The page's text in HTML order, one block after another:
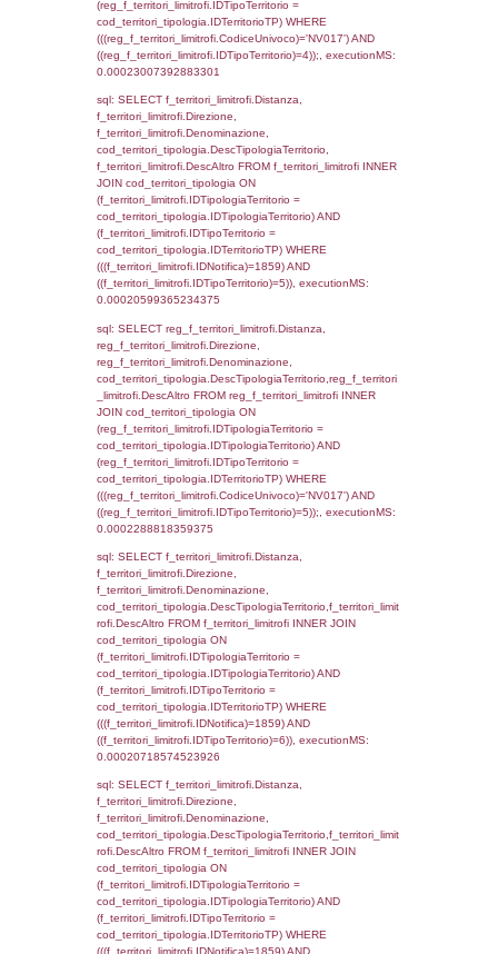
sql: SELECT
SEPARATOR '; ') AS DescAltro,
f_territori_limitrofi INNER JOIN
(f_territori_limitrofi.IDTipologiaTerritorio =
cod_territori_tipologia.IDTipologiaTerritorio
f_territori_limitrofi.IDTipoTerritorio =
cod_territori_tipologia.IDTerritorioTP )
((f_territori_limitrofi.IDNotifica) = 1859 ) AND
cod_territori_tipologia.IDTerritorioTP = 1)
sql: SELECT f_territori_limitrofi.Distanza,
f_territori_limitrofi.Direzione,
f_territori_limitrofi.Denominazione,
f_territori_limitrofi.DescAltro,
f_territori_limitrofi INNER JOIN
(f_territori_limitrofi.IDTipologiaTerritorio =
cod_territori_tipologia.IDTipologiaTerritorio)
(f_territori_limitrofi.IDTipoTerritorio =
cod_territori_tipologia.IDTerritorioTP)
(((f_territori_limitrofi.IDNotifica)=1859) AND
((f_territori_limitrofi.IDTipoTerritorio)=2)),
0.00022697448730469
sql: SELECT
reg_f_territori_limitrofi.Direzione,
reg_f_territori_limitrofi.Denominazione,
reg_f_territori_limitrofi.DescAltro FROM
reg_f_territori_limitrofi INNER JOIN
ON
cod_territori_tipologia.IDTipologiaTerritorio)
(reg_f_territori_limitrofi.IDTipoTerritorio =
cod_territori_tipologia.IDTerritorioTP)